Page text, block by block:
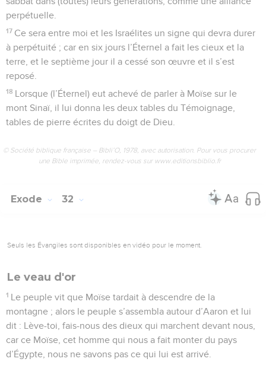
perpétuelle.
17 Ce sera entre moi et les Israélites un signe qui devra durer
à perpétuité ; car en six jours l’Éternel a fait les cieux et la
terre, et le septième jour il a cessé son œuvre et il s’est
reposé.
18 Lorsque (l’Éternel) eut achevé de parler à Moïse sur le
mont Sinaï, il lui donna les deux tables du Témoignage,
tables de pierre écrites du doigt de Dieu.
© Société biblique française – Bibli’O, 1978, avec autorisation. Pour vous procurer
une Bible imprimée, rendez-vous sur www.editionsbiblio.fr
Exode 32
Seuls les Évangiles sont disponibles en vidéo pour le moment.
Le veau d'or
1 Le peuple vit que Moïse tardait à descendre de la
montagne ; alors le peuple s’assembla autour d’Aaron et lui
dit : Lève-toi, fais-nous des dieux qui marchent devant nous,
car ce Moïse, cet homme qui nous a fait monter du pays
d’Égypte, nous ne savons pas ce qui lui est arrivé.